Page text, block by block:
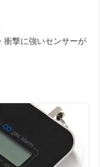
衝撃に強いセンサーが